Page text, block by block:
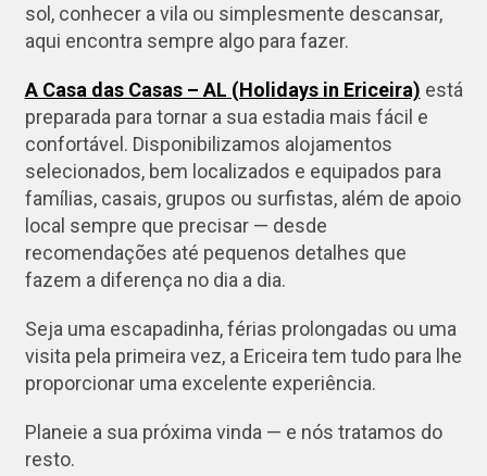
sol, conhecer a vila ou simplesmente descansar,
aqui encontra sempre algo para fazer.
A Casa das Casas – AL (Holidays in Ericeira) está
preparada para tornar a sua estadia mais fácil e
confortável. Disponibilizamos alojamentos
selecionados, bem localizados e equipados para
famílias, casais, grupos ou surfistas, além de apoio
local sempre que precisar — desde
recomendações até pequenos detalhes que
fazem a diferença no dia a dia.
Seja uma escapadinha, férias prolongadas ou uma
visita pela primeira vez, a Ericeira tem tudo para lhe
proporcionar uma excelente experiência.
Planeie a sua próxima vinda — e nós tratamos do
resto.